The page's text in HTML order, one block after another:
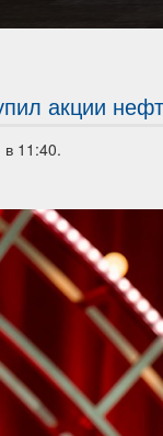
акции
11:40.